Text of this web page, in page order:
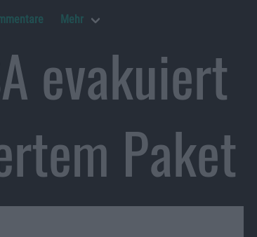
Mehr
evakuiert
Paket